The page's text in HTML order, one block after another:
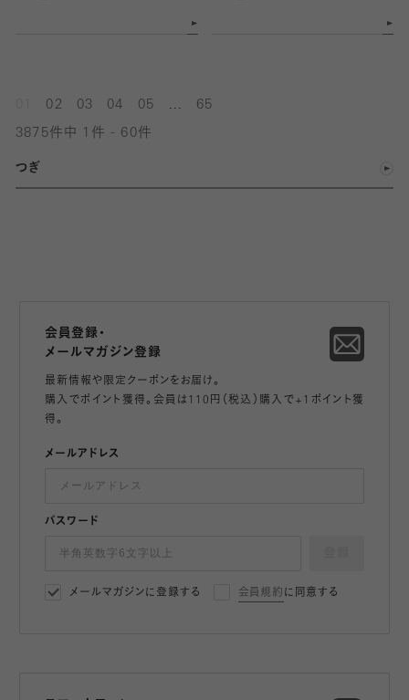
02 03 04 05 65
3875件中 1件 - 60件
つぎ
会員登録・
メールマガジン登録
最新情報や限定クーポンをお届け。
購入でポイント獲得。会員は110円（税込）購入で+1ポイント獲
得。
メールアドレス
パスワード
メールマガジンに登録する 会員規約 に同意する